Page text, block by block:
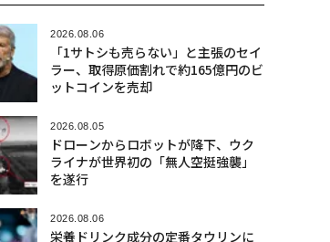
2026.08.06
「1サトシも売らない」と主張のセイ
ラー、取得原価割れで約165億円のビ
ットコインを売却
2026.08.05
ドローンからロボットが降下、ウク
ライナが世界初の「無人空挺強襲」
を遂行
2026.08.06
栄養ドリンク成分の定番タウリンに